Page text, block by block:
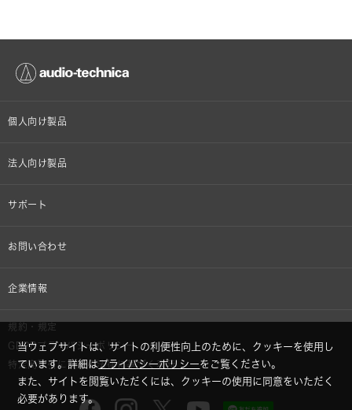
個人向け製品
オンラインストア限定
車載製品
部品/付属品
法人向け製品
設備音響機器
半導体レーザー応用製品
サポート
個人向け製品サポート
お問い合わせ
その他、メディア 取材関連等のお問い合わせ
企業情報
株式会社オーディオテクニカ
採用情報
GLOBAL-オーディオテクニカ
規約・規定
GDPRプライバシーポリシー
特定商取引に関する法律に基づく表示
当ウェブサイトは、サイトの利便性向上のために、クッキーを使用し
ています。詳細はプライバシーポリシーをご覧ください。
また、サイトを閲覧いただくには、クッキーの使用に同意をいただく
必要があります。